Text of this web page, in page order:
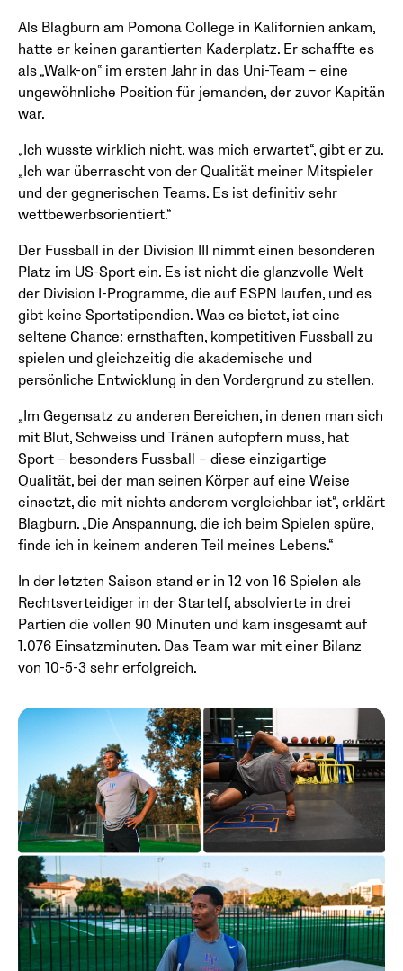
Als Blagburn am Pomona College in Kalifornien ankam,
hatte er keinen garantierten Kaderplatz. Er schaffte es
als „Walk-on“ im ersten Jahr in das Uni-Team – eine
ungewöhnliche Position für jemanden, der zuvor Kapitän
war.
„Ich wusste wirklich nicht, was mich erwartet“, gibt er zu.
„Ich war überrascht von der Qualität meiner Mitspieler
und der gegnerischen Teams. Es ist definitiv sehr
wettbewerbsorientiert.“
Der Fussball in der Division III nimmt einen besonderen
Platz im US-Sport ein. Es ist nicht die glanzvolle Welt
der Division I-Programme, die auf ESPN laufen, und es
gibt keine Sportstipendien. Was es bietet, ist eine
seltene Chance: ernsthaften, kompetitiven Fussball zu
spielen und gleichzeitig die akademische und
persönliche Entwicklung in den Vordergrund zu stellen.
„Im Gegensatz zu anderen Bereichen, in denen man sich
mit Blut, Schweiss und Tränen aufopfern muss, hat
Sport – besonders Fussball – diese einzigartige
Qualität, bei der man seinen Körper auf eine Weise
einsetzt, die mit nichts anderem vergleichbar ist“, erklärt
Blagburn. „Die Anspannung, die ich beim Spielen spüre,
finde ich in keinem anderen Teil meines Lebens.“
In der letzten Saison stand er in 12 von 16 Spielen als
Rechtsverteidiger in der Startelf, absolvierte in drei
Partien die vollen 90 Minuten und kam insgesamt auf
1.076 Einsatzminuten. Das Team war mit einer Bilanz
von 10-5-3 sehr erfolgreich.